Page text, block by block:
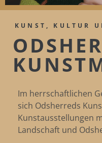
KUNST, KULTUR
Im herrschaftlichen
sich Odsherreds
Kunstausstellungen
Landschaft und